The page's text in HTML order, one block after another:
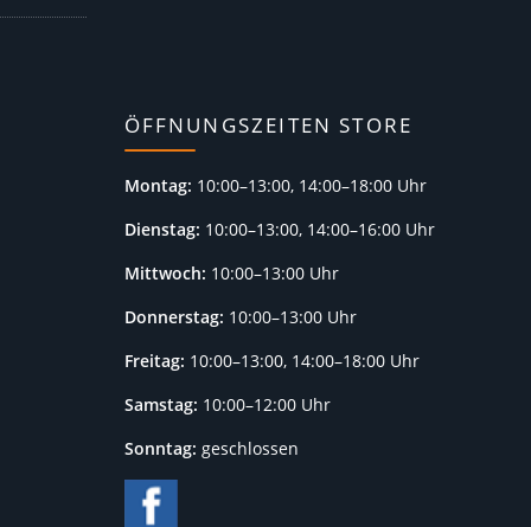
ÖFFNUNGSZEITEN STORE
Montag: 10:00–13:00, 14:00–18:00 Uhr
Dienstag: 10:00–13:00, 14:00–16:00 Uhr
Mittwoch: 10:00–13:00 Uhr
Donnerstag: 10:00–13:00 Uhr
Freitag: 10:00–13:00, 14:00–18:00 Uhr
Samstag: 10:00–12:00 Uhr
Sonntag: geschlossen